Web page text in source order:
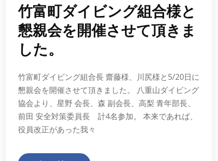
竹富町ダイビング組合様と
懇親会を開催させて頂きま
した。
竹富町ダイビング組合長 齋藤様、川尻様と5/20日に
懇親会を開催させて頂きました。 八重山ダイビング
協会より、星野 会長、森 副会長、高梨 青年部長、
前田 安全対策委員長 計4名参加。 本来であれば、
役員改正があった我々